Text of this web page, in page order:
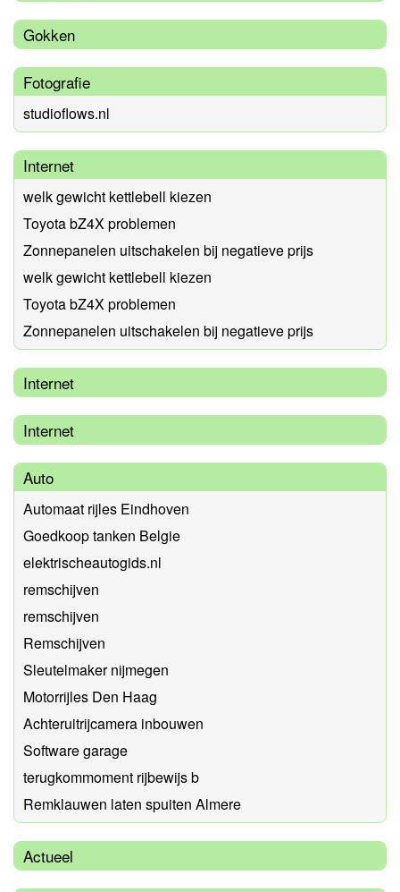
Gokken
Fotografie
studioflows.nl
Internet
welk gewicht kettlebell kiezen
Toyota bZ4X problemen
Zonnepanelen uitschakelen bij negatieve prijs
welk gewicht kettlebell kiezen
Toyota bZ4X problemen
Zonnepanelen uitschakelen bij negatieve prijs
Internet
Internet
Auto
Automaat rijles Eindhoven
Goedkoop tanken Belgie
elektrischeautogids.nl
remschijven
remschijven
Remschijven
Sleutelmaker nijmegen
Motorrijles Den Haag
Achteruitrijcamera inbouwen
Software garage
terugkommoment rijbewijs b
Remklauwen laten spuiten Almere
Actueel